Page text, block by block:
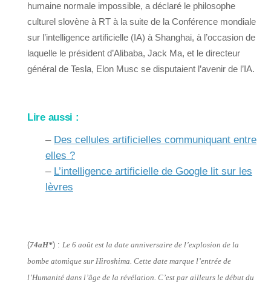
humaine normale impossible, a déclaré le philosophe
culturel slovène à RT à la suite de la Conférence mondiale
sur l’intelligence artificielle (IA) à Shanghai, à l’occasion de
laquelle le président d’Alibaba, Jack Ma, et le directeur
général de Tesla, Elon Musc se disputaient l’avenir de l’IA.
Lire aussi :
– Des cellules artificielles communiquant entre
elles ?
– L’intelligence artificielle de Google lit sur les
lèvres
(74aH*) : Le 6 août est la date anniversaire de l’explosion de la
bombe atomique sur Hiroshima. Cette date marque l’entrée de
l’Humanité dans l’âge de la révélation. C’est par ailleurs le début du